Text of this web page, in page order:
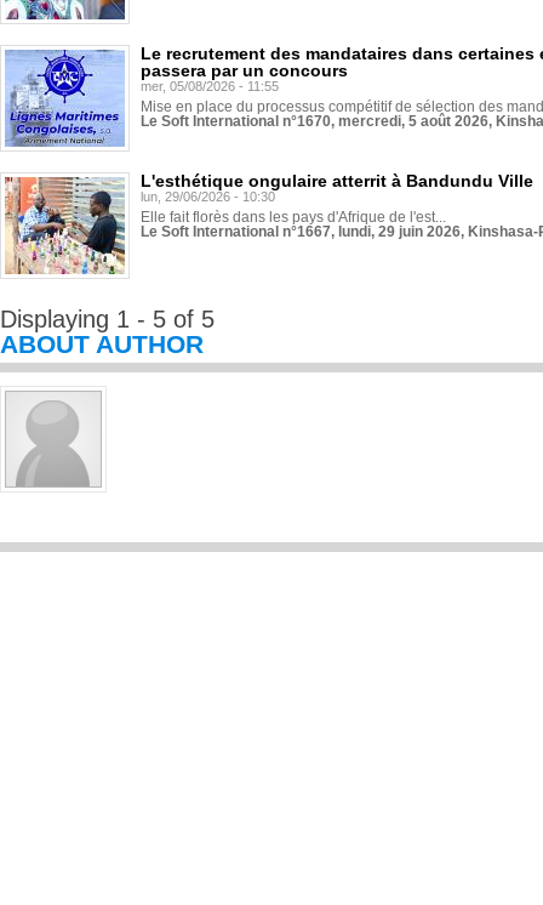
Le recrutement des mandataires dans
passera par un concours
mer, 05/08/2026 - 11:55
Mise en place du processus compétitif de sélection des
Le Soft International n°1670, mercredi, 5 août 2026,
L'esthétique ongulaire atterrit à Bandundu Ville
lun, 29/06/2026 - 10:30
Elle fait florès dans les pays d'Afrique de l'est...
Le Soft International n°1667, lundi, 29 juin 2026,
Displaying 1 - 5 of 5
ABOUT AUTHOR